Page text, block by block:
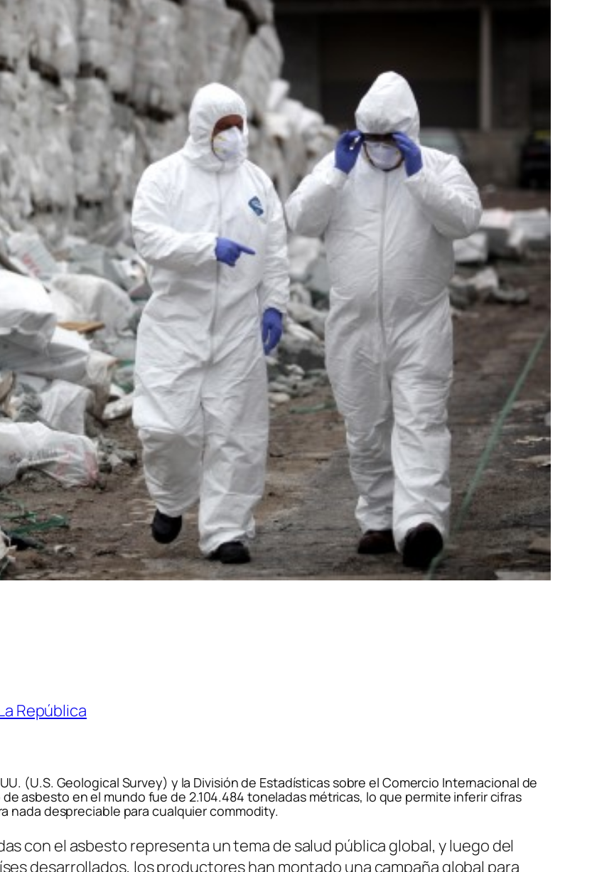
República
(U.S. Geological Survey) y la División de Estadísticas sobre el Comercio Internacional de
asbesto en el mundo fue de 2.104.484 toneladas métricas, lo que permite inferir cifras
nada despreciable para cualquier commodity.
con el asbesto representa un tema de salud pública global, y luego del
desarrollados, los productores han montado una campaña global para